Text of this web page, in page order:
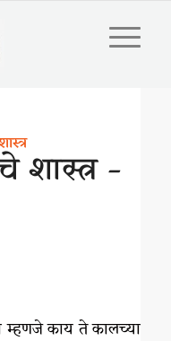
–
म्हणजे काय ते कालच्या